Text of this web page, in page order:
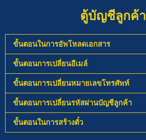
ตู้บัญชีลูกค้า
ขั้นตอนในการอัพโหลดเอกสาร
ขั้นตอนการเปลี่ยนอีเมล์
ขั้นตอนการเปลี่ยนหมายเลขโทรศัพท์
ขั้นตอนการเปลี่ยนรหัสผ่านบัญชีลูกค้า
ขั้นตอนในการสร้างตั๋ว